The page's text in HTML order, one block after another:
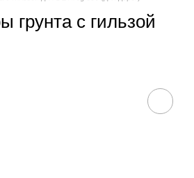
грунта с гильзой